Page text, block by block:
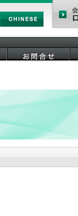
Chinese
会員様